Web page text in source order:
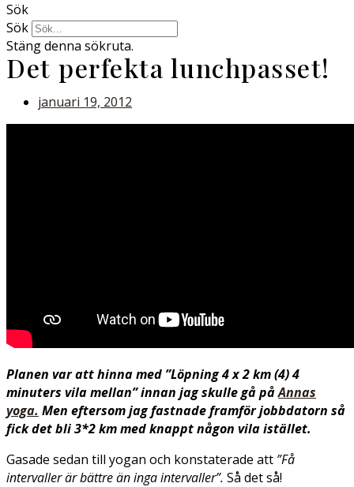
Sök
Sök
Stäng denna sökruta.
Det perfekta lunchpasset!
januari 19, 2012
Planen var att hinna med ”Löpning 4 x 2 km (4) 4
minuters vila mellan” innan jag skulle gå påAnnas
yoga. Men eftersom jag fastnade framför jobbdatorn så
fick det bli 3*2 km med knappt någon vila istället.
Gasade sedan till yogan och konstaterade att ”Få
intervaller är bättre än inga intervaller”. Så det så!